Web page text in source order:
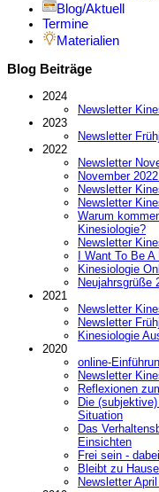
Blog/Aktuell
Termine
Materialien
Blog Beiträge
2024
Newsletter
2023
Newsletter
2022
Newsletter
November
Newsletter
Newsletter
Warum
Kinesiologie?
Newsletter
I Want To Be
Kinesiologie
Neujahrsgrüße
2021
Newsletter
Newsletter
Kinesiologie
2020
online-
Newsletter
Reflexionen
Die
Situation
Das
Einsichten
Frei sein -
Bleibt zu
Newsletter